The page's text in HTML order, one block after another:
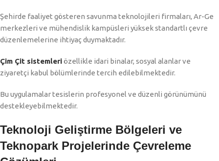
Şehirde faaliyet gösteren savunma teknolojileri firmaları, Ar-Ge
merkezleri ve mühendislik kampüsleri yüksek standartlı çevre
düzenlemelerine ihtiyaç duymaktadır.
Çim Çit sistemleriözellikle idari binalar, sosyal alanlar ve
ziyaretçi kabul bölümlerinde tercih edilebilmektedir.
Bu uygulamalar tesislerin profesyonel ve düzenli görünümünü
destekleyebilmektedir.
Teknoloji Geliştirme Bölgeleri ve
Teknopark Projelerinde Çevreleme